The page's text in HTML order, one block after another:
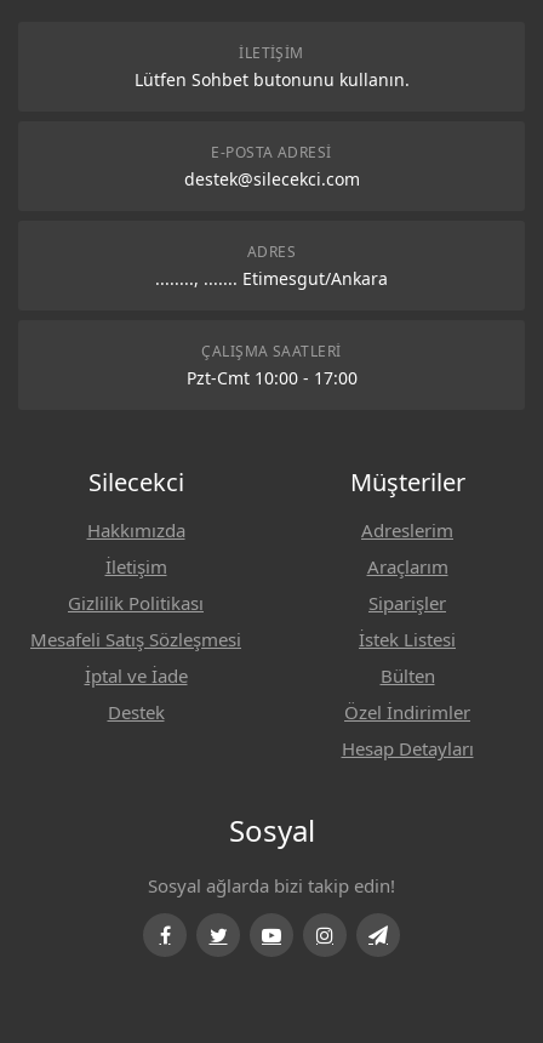
İLETIŞIM
Lütfen Sohbet butonunu kullanın.
E-POSTA ADRESI
destek@silecekci.com
ADRES
........, ....... Etimesgut/Ankara
ÇALIŞMA SAATLERI
Pzt-Cmt 10:00 - 17:00
Silecekci
Hakkımızda
İletişim
Gizlilik Politikası
Mesafeli Satış Sözleşmesi
İptal ve İade
Destek
Müşteriler
Adreslerim
Araçlarım
Siparişler
İstek Listesi
Bülten
Özel İndirimler
Hesap Detayları
Sosyal
Sosyal ağlarda bizi takip edin!
FacebookTwitterYoutubeInstagramTelegram